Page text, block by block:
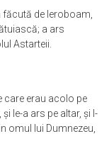
de Ieroboam,
a ars
Astarteii.
care erau acolo pe
le-a ars pe altar, şi l-
omul lui Dumnezeu,